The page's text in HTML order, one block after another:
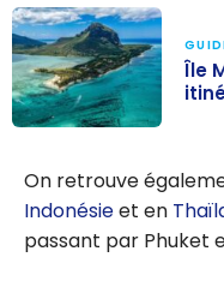
Guide de
voyage,
itinéraires et
Île
On retrouve
Indonésieet en
passant par Phuket